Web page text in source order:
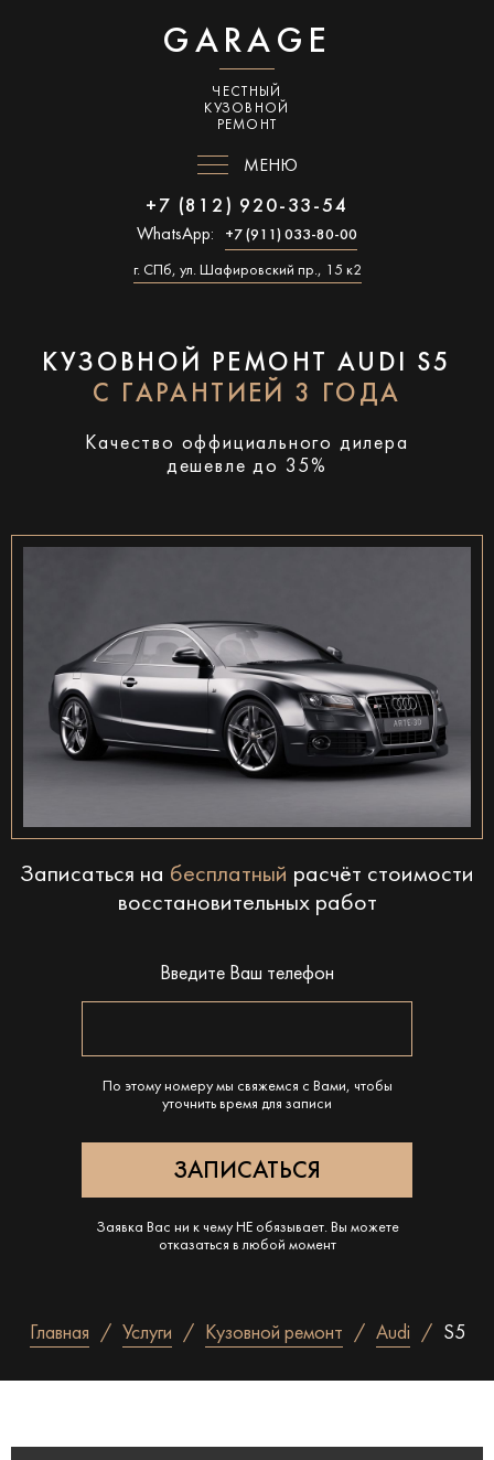
GARAGE
ЧЕСТНЫЙ
КУЗОВНОЙ
РЕМОНТ
МЕНЮ
+7 (812) 920-33-54
WhatsApp: +7 (911) 033-80-00
г. СПб, ул. Шафировский пр., 15 к2
КУЗОВНОЙ РЕМОНТ AUDI S5
С ГАРАНТИЕЙ 3 ГОДА
Качество оффициального дилера
дешевле до 35%
Записаться на бесплатный расчёт стоимости
восстановительных работ
Введите Ваш телефон
По этому номеру мы свяжемся с Вами, чтобы
уточнить время для записи
Заявка Вас ни к чему НЕ обязывает. Вы можете
отказаться в любой момент
Главная Услуги Кузовной ремонт Audi S5